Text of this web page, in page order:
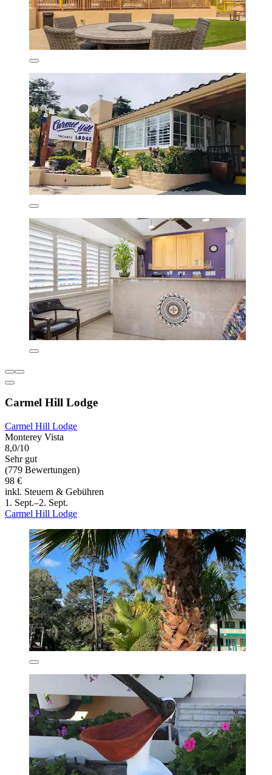
Carmel Hill Lodge
Carmel Hill Lodge
Monterey Vista
8,0/10
Sehr gut
(779 Bewertungen)
98 €
inkl. Steuern & Gebühren
1. Sept.–2. Sept.
Carmel Hill Lodge